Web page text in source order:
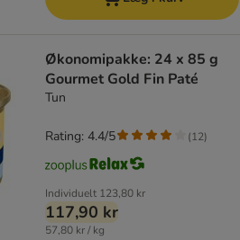
Økonomipakke: 24 x 85 g
Gourmet Gold Fin Paté
Tun
Individuelt 123,80 kr
117,90 kr
57,80 kr / kg
Rating: 4.4/5 (12)